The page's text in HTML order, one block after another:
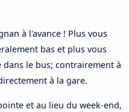
à l'avance ! Plus vous
bas et plus vous
le bus; contrairement à
à la gare.
et au lieu du week-end,